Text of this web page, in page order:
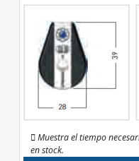
Muestra el tiempo
en stock.